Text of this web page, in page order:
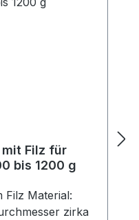
Filz für
bis 1200 g
zirka